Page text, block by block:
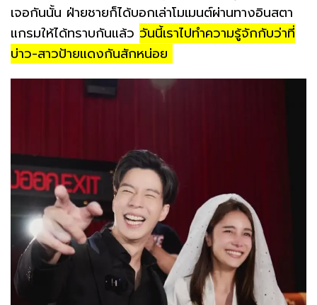
เจอกันนั้น ฝ่ายชายก็ได้บอกเล่าโมเมนต์ผ่านทางอินสตา
แกรมให้ได้ทราบกันแล้ว วันนี้เราไปทำความรู้จักกับว่าที่
บ่าว-สาวป้ายแดงกันสักหน่อย